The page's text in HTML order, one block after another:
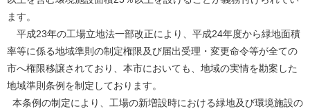
ます。
平成23年の工場立地法一部改正により、平成24年度から緑地面積
率等に係る地域準則の制定権限及び届出受理・変更命令等が全ての
市へ権限移譲されており、本市においても、地域の実情を勘案した
地域準則条例を制定しております。
本条例の制定により、工場の新増設時における緑地及び環境施設の